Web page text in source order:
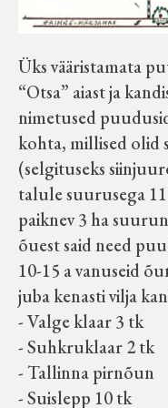
Üks vääristamata
“Otsa” aiast ja
nimetused
kohta, millised olid
(selgituseks
talule suurusega
paiknev 3 ha
õuest said need
10-15 a vanuseid
juba kenasti vilja
- Valge klaar 3 tk
- Suhkruklaar 2 tk
- Tallinna pirnõun
- Suislepp 10 tk